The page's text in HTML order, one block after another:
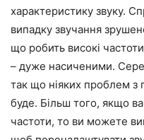
характеристику звуку.
випадку звучання
що робить високі
– дуже насиченими.
так що ніяких проблем з
буде. Більш того, якщо
частоти, то ви можете